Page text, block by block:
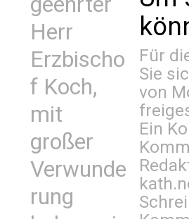
Herr
Erzbischo
f Koch,
mit
großer
Verwunde
rung
Für
Sie
von
Ein